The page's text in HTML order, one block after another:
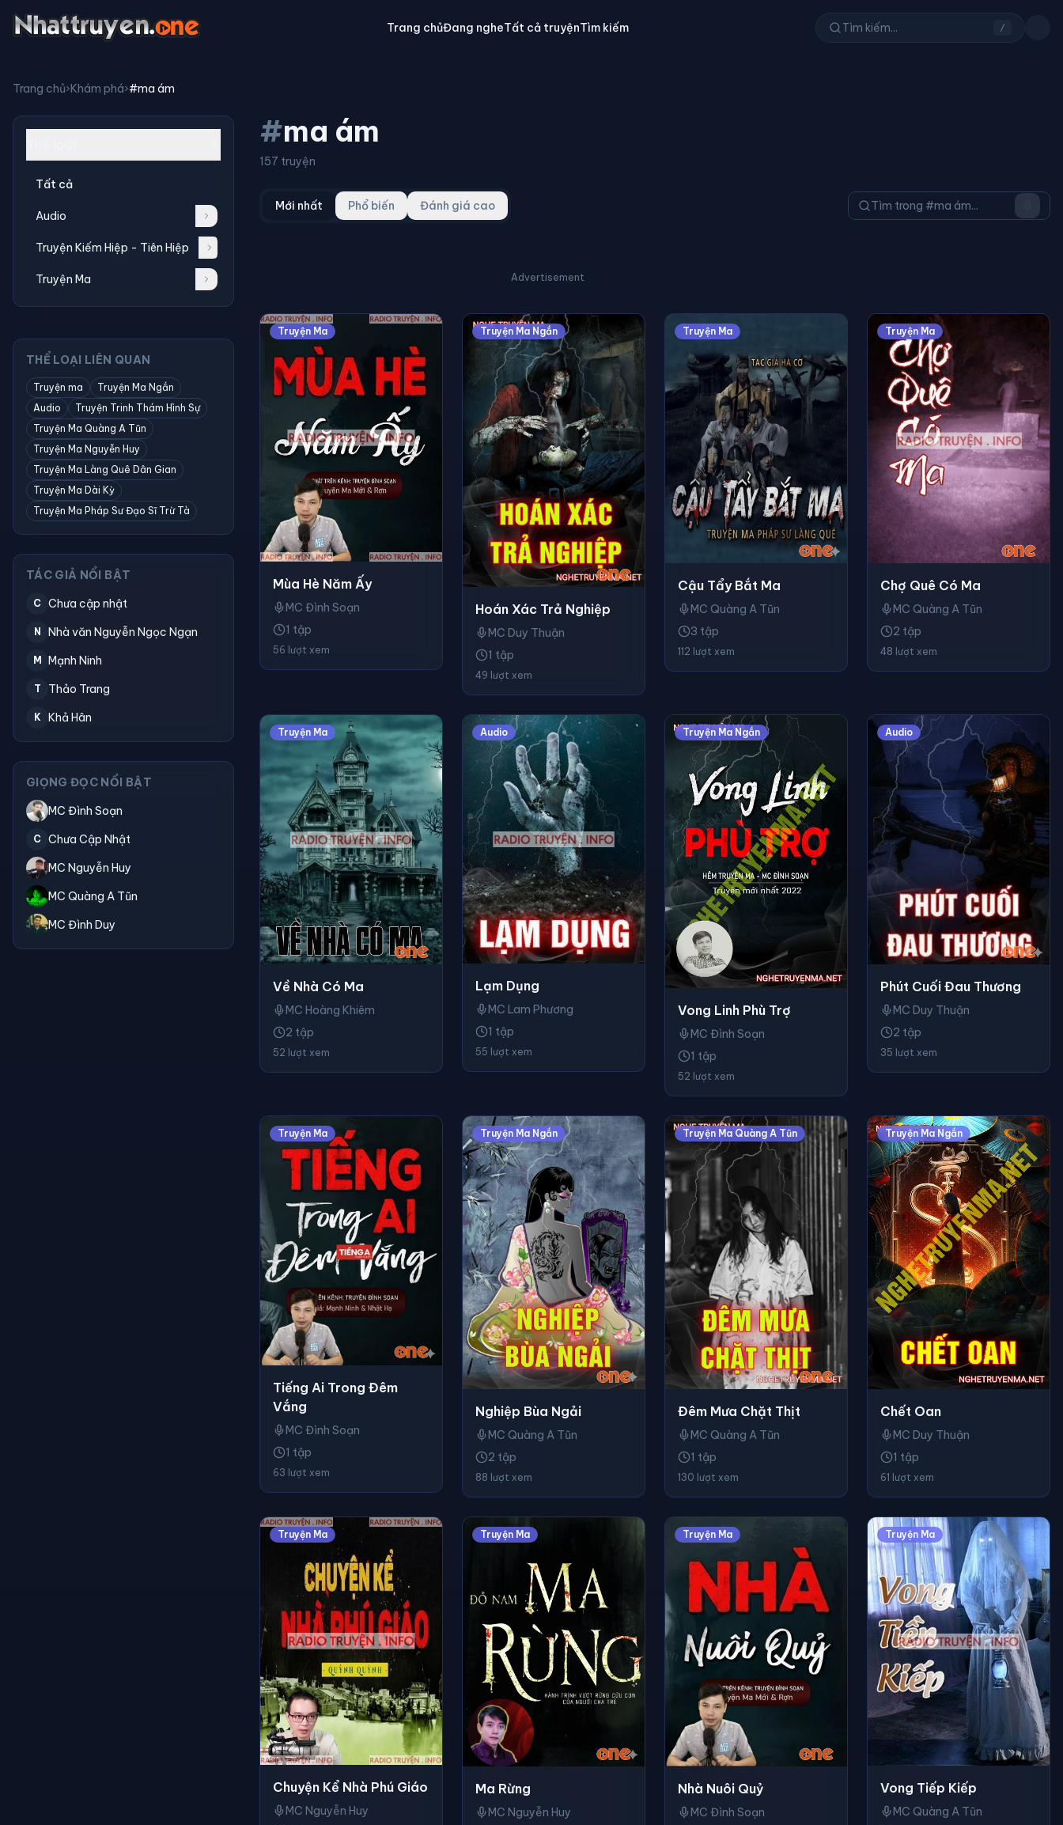
Trang chủĐang ngheTất cả truyệnTìm kiếm /
Trang chủ›Khám phá›#ma ám
Tất cả
Audio
Truyện Kiếm Hiệp - Tiên Hiệp
Truyện Ma
THỂ LOẠI LIÊN QUAN
Truyện ma
Truyện Ma Ngắn
Audio
Truyện Trinh Thám Hình Sự
Truyện Ma Quàng A Tũn
Truyện Ma Nguyễn Huy
Truyện Ma Làng Quê Dân Gian
Truyện Ma Dài Kỳ
Truyện Ma Pháp Sư Đạo Sĩ Trừ Tà
TÁC GIẢ NỔI BẬT
C Chưa cập nhật
N Nhà văn Nguyễn Ngọc Ngạn
M Mạnh Ninh
T Thảo Trang
K Khả Hân
GIỌNG ĐỌC NỔI BẬT
MC Đình Soạn
C Chưa Cập Nhật
MC Nguyễn Huy
MC Quàng A Tũn
MC Đình Duy
#ma ám
157 truyện
Mới nhất Phổ biến Đánh giá cao
Advertisement
Truyện Ma
Mùa Hè Năm Ấy
MC Đình Soạn
1 tập
56 lượt xem
Truyện Ma Ngắn
Hoán Xác Trả Nghiệp
MC Duy Thuận
1 tập
49 lượt xem
Truyện Ma
Cậu Tẩy Bắt Ma
MC Quàng A Tũn
3 tập
112 lượt xem
Truyện Ma
Chợ Quê Có Ma
MC Quàng A Tũn
2 tập
48 lượt xem
Truyện Ma
Về Nhà Có Ma
MC Hoàng Khiêm
2 tập
52 lượt xem
Audio
Lạm Dụng
MC Lam Phương
1 tập
55 lượt xem
Truyện Ma Ngắn
Vong Linh Phù Trợ
MC Đình Soạn
1 tập
52 lượt xem
Audio
Phút Cuối Đau Thương
MC Duy Thuận
2 tập
35 lượt xem
Truyện Ma
Tiếng Ai Trong Đêm
Vắng
MC Đình Soạn
1 tập
63 lượt xem
Truyện Ma Ngắn
Nghiệp Bùa Ngải
MC Quàng A Tũn
2 tập
88 lượt xem
Truyện Ma Quàng A Tũn
Đêm Mưa Chặt Thịt
MC Quàng A Tũn
1 tập
130 lượt xem
Truyện Ma Ngắn
Chết Oan
MC Duy Thuận
1 tập
61 lượt xem
Truyện Ma
Chuyện Kể Nhà Phú Giáo
MC Nguyễn Huy
Truyện Ma
Ma Rừng
MC Nguyễn Huy
Truyện Ma
Nhà Nuôi Quỷ
MC Đình Soạn
Truyện Ma
Vong Tiếp Kiếp
MC Quàng A Tũn